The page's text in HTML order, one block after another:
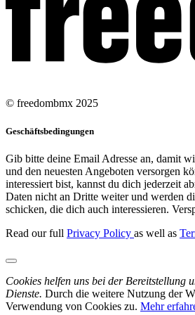
© freedombmx 2025
Geschäftsbedingungen
Gib bitte deine Email Adresse an, damit
und den neuesten Angeboten versorgen
interessiert bist, kannst du dich jederzeit
Daten nicht an Dritte weiter und werden
schicken, die dich auch interessieren.
Read our full Privacy Policy as well as
Cookies helfen uns bei der Bereitstellung
Dienste. Durch die weitere Nutzung der
Verwendung von Cookies zu. Mehr